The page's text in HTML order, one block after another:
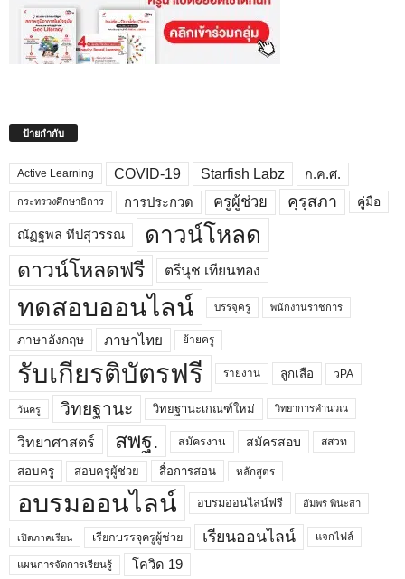
ป้ายกำกับ
Active Learning COVID-19 Starfish Labz ก.ค.ศ.
กระทรวงศึกษาธิการ การประกวด ครูผู้ช่วย คุรุสภา คู่มือ
ณัฏฐพล ทีปสุวรรณ ดาวน์โหลด
ดาวน์โหลดฟรี ตรีนุช เทียนทอง
ทดสอบออนไลน์ บรรจุครู พนักงานราชการ
ภาษาอังกฤษ ภาษาไทย ย้ายครู
รับเกียรติบัตรฟรี รายงาน ลูกเสือ วPA
วันครู วิทยฐานะ วิทยฐานะเกณฑ์ใหม่ วิทยาการคำนวณ
วิทยาศาสตร์ สพฐ. สมัครงาน สมัครสอบ สสวท
สอบครู สอบครูผู้ช่วย สื่อการสอน หลักสูตร
อบรมออนไลน์ อบรมออนไลน์ฟรี อัมพร พินะสา
เปิดภาคเรียน เรียกบรรจุครูผู้ช่วย เรียนออนไลน์ แจกไฟล์
แผนการจัดการเรียนรู้ โควิด 19